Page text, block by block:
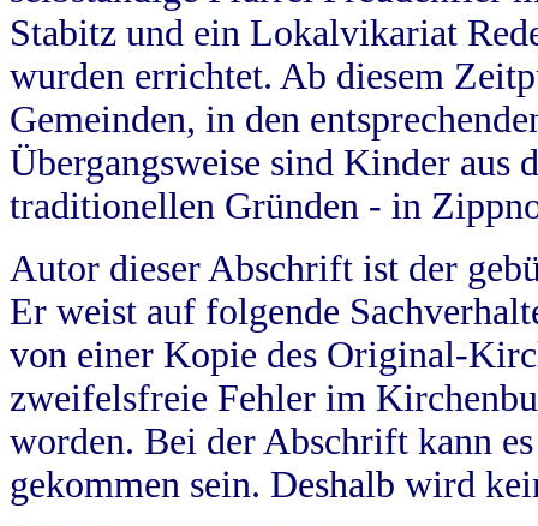
Stabitz und ein Lokalvikariat
wurden errichtet. Ab diesem
Gemeinden, in den
Übergangsweise sind Kinder aus
traditionellen Gründen - in
Autor dieser Abschrift ist der
Er weist auf folgende
von einer Kopie des Original-
zweifelsfreie Fehler im
worden. Bei der Abschrift kann
gekommen sein. Deshalb wird